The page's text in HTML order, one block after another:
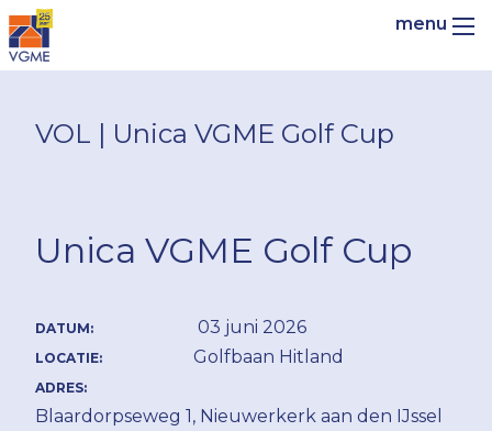
VOL | Unica VGME Golf Cup
Unica VGME Golf Cup
DATUM: 03 juni 2026
LOCATIE: Golfbaan Hitland
ADRES:
Blaardorpseweg 1, Nieuwerkerk aan den IJssel